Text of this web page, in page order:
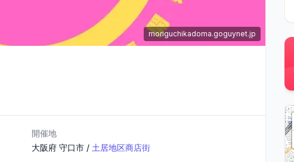
moriguchikadoma.goguynet.jp
開催地
大阪府 守口市 / 土居地区商店街